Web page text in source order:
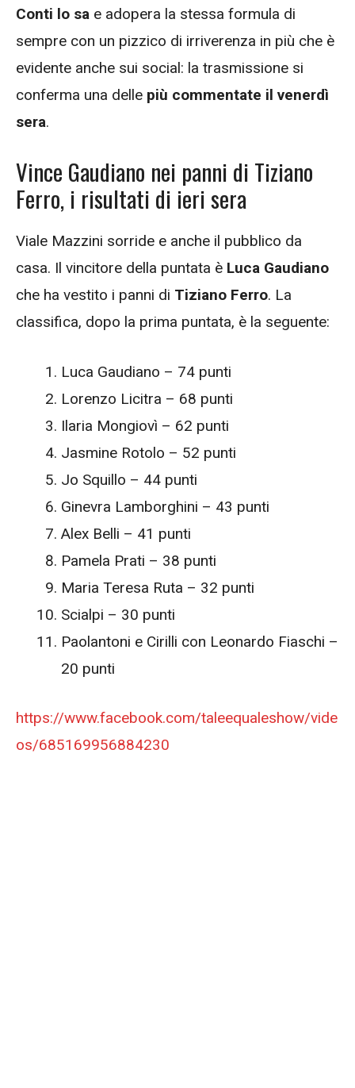
Conti lo sa e adopera la stessa formula di
sempre con un pizzico di irriverenza in più che è
evidente anche sui social: la trasmissione si
conferma una delle più commentate il venerdì
sera.
Vince Gaudiano nei panni di Tiziano
Ferro, i risultati di ieri sera
Viale Mazzini sorride e anche il pubblico da
casa. Il vincitore della puntata è Luca Gaudiano
che ha vestito i panni di Tiziano Ferro. La
classifica, dopo la prima puntata, è la seguente:
Luca Gaudiano – 74 punti
Lorenzo Licitra – 68 punti
Ilaria Mongiovì – 62 punti
Jasmine Rotolo – 52 punti
Jo Squillo – 44 punti
Ginevra Lamborghini – 43 punti
Alex Belli – 41 punti
Pamela Prati – 38 punti
Maria Teresa Ruta – 32 punti
Scialpi – 30 punti
Paolantoni e Cirilli con Leonardo Fiaschi –
20 punti
https://www.facebook.com/taleequaleshow/vide
os/685169956884230